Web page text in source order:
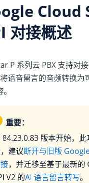
Cloud
对接概述
P 系列云 PBX支持对
语音留言的音频转换
重要：
84.23.0.83版本开始，此
建议断开与旧版
，并迁移至基于最新
V2 的AI 语言留言转写。